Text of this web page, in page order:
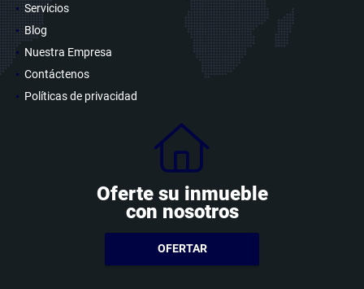
Servicios
Blog
Nuestra Empresa
Contáctenos
Políticas de privacidad
Oferte su inmueble
con nosotros
OFERTAR